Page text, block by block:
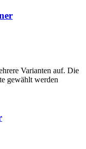
Varianten auf. Die
gewählt werden